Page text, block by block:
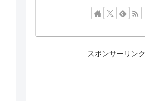
スポンサーリンク